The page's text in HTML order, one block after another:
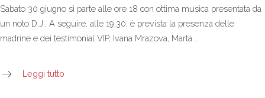
Sabato 30 giugno si parte alle ore 18 con ottima musica presentata da
un noto D.J.. A seguire, alle 19,30, è prevista la presenza delle
madrine e dei testimonial VIP, Ivana Mrazova, Marta...
Leggi tutto